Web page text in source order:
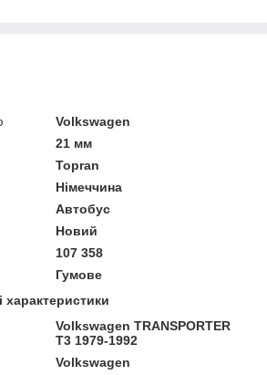
Volkswagen
21 мм
Topran
Німеччина
Автобус
Новий
107 358
Гумове
характеристики
Volkswagen TRANSPORTER
T3 1979-1992
Volkswagen